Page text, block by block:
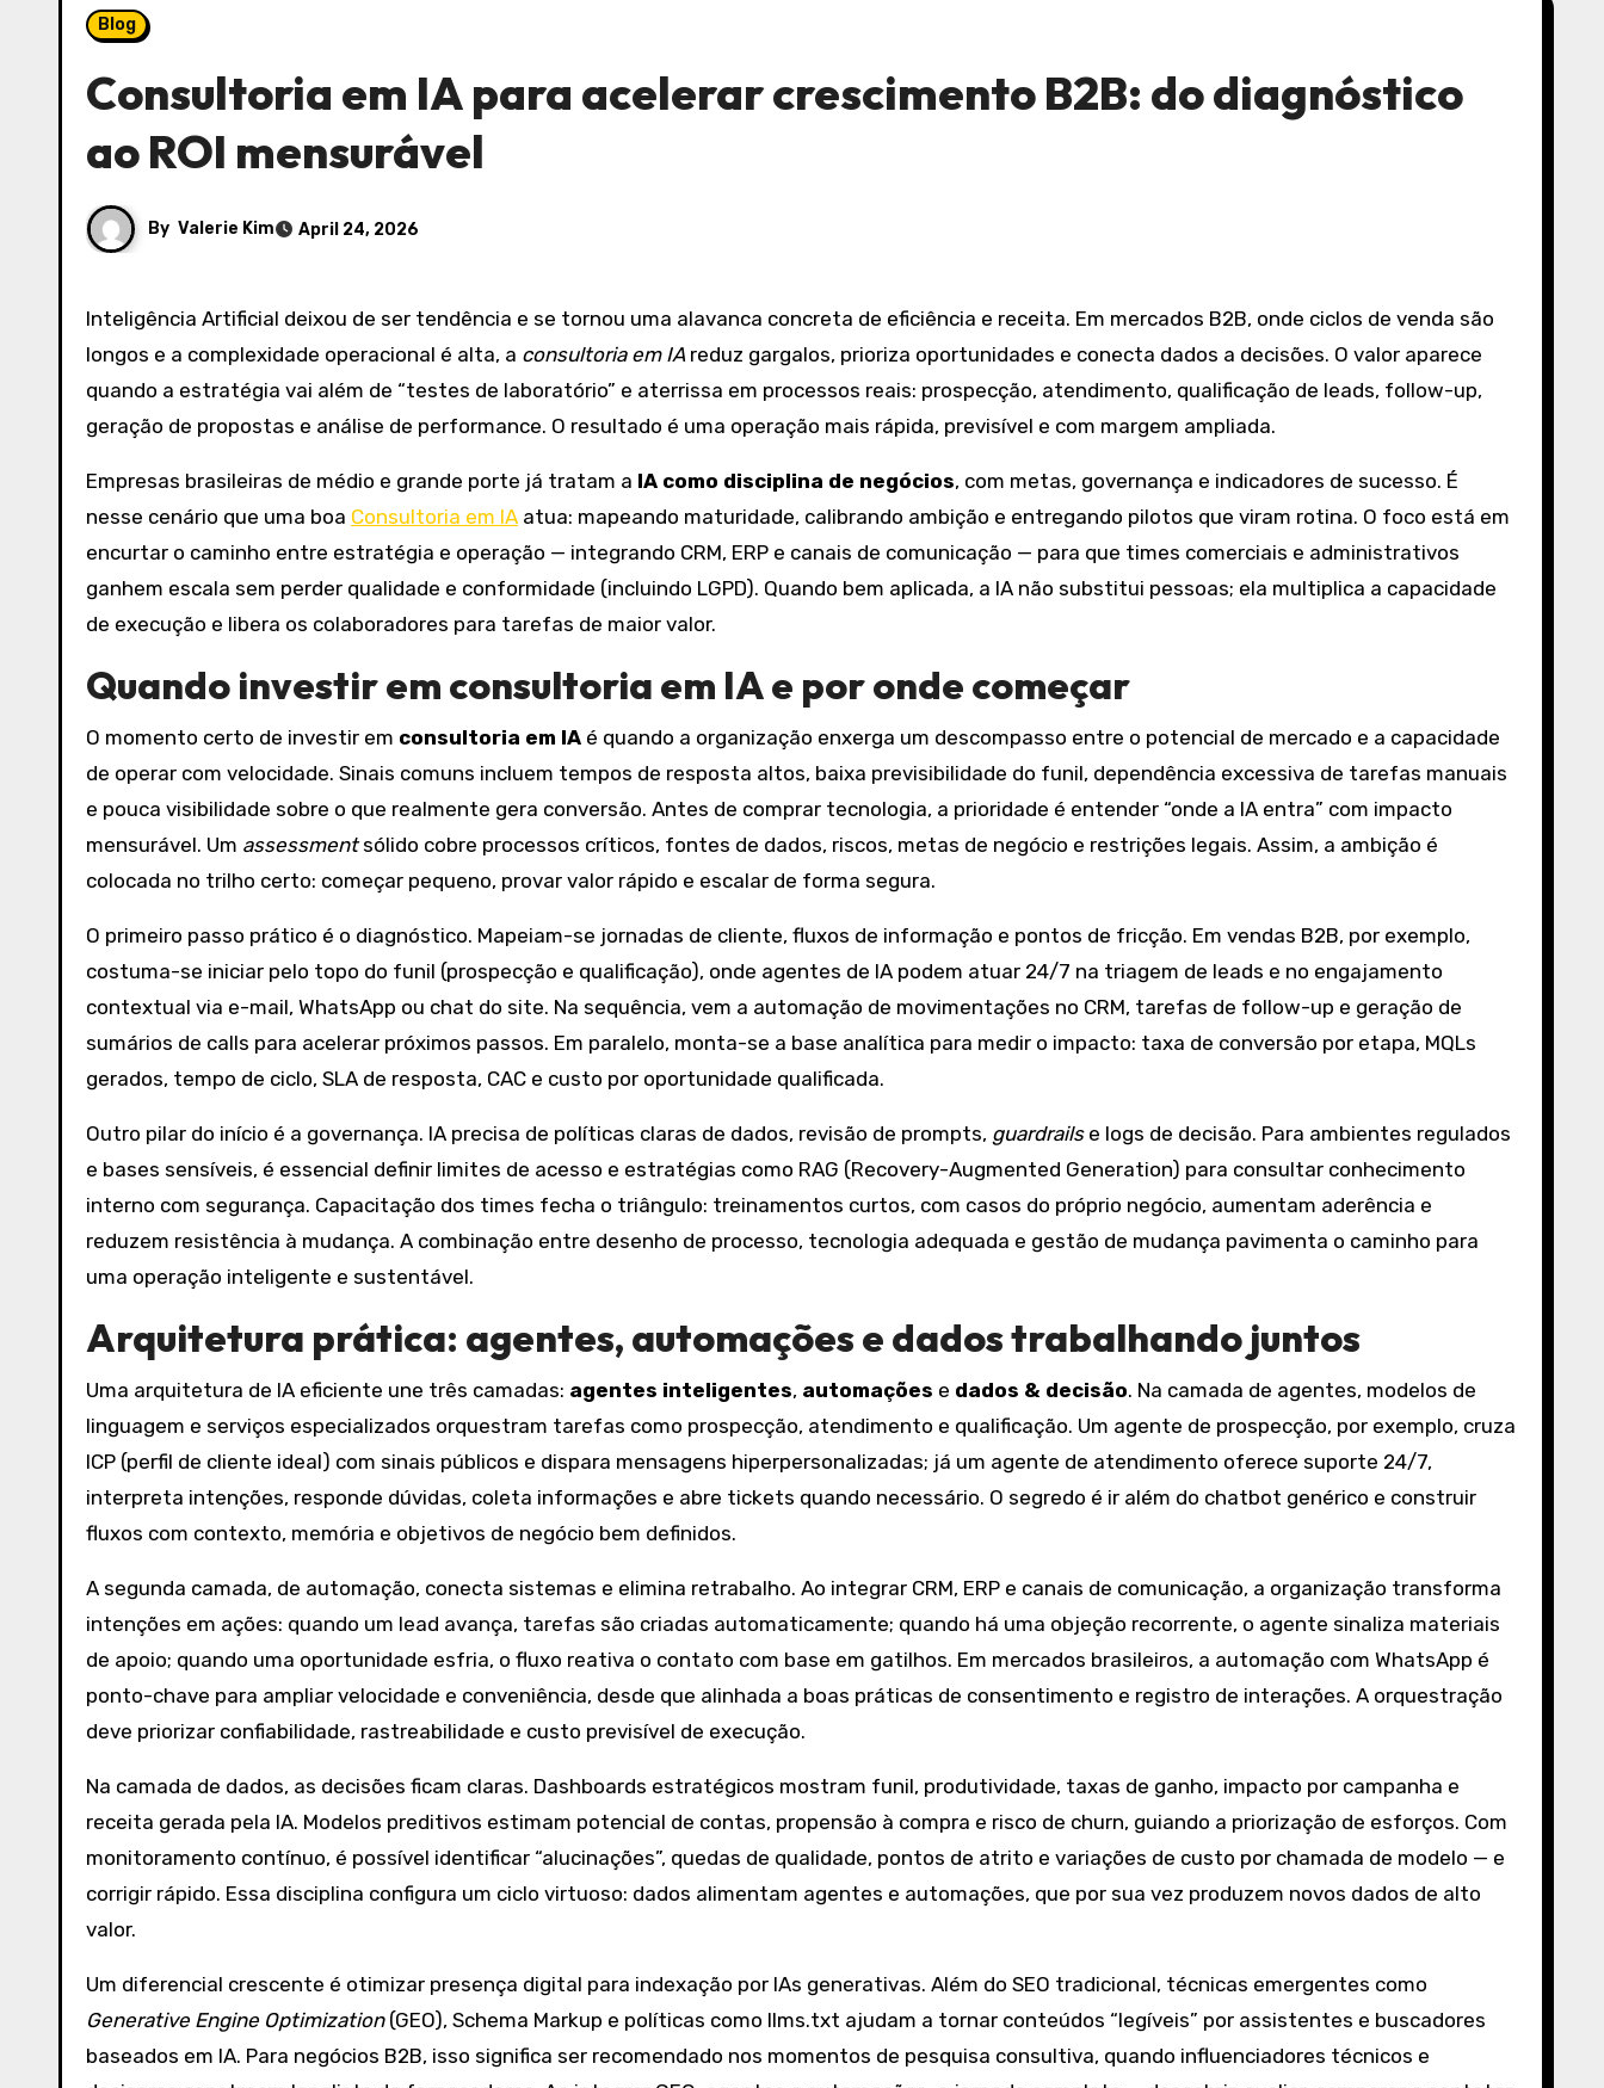
Blog
Consultoria em IA para acelerar crescimento B2B: do diagnóstico
ao ROI mensurável
By Valerie Kim April 24, 2026
Inteligência Artificial deixou de ser tendência e se tornou uma alavanca concreta de eficiência e receita. Em mercados B2B, onde ciclos de venda são
longos e a complexidade operacional é alta, a consultoria em IA reduz gargalos, prioriza oportunidades e conecta dados a decisões. O valor aparece
quando a estratégia vai além de “testes de laboratório” e aterrissa em processos reais: prospecção, atendimento, qualificação de leads, follow-up,
geração de propostas e análise de performance. O resultado é uma operação mais rápida, previsível e com margem ampliada.
Empresas brasileiras de médio e grande porte já tratam a IA como disciplina de negócios, com metas, governança e indicadores de sucesso. É
nesse cenário que uma boa Consultoria em IA atua: mapeando maturidade, calibrando ambição e entregando pilotos que viram rotina. O foco está em
encurtar o caminho entre estratégia e operação — integrando CRM, ERP e canais de comunicação — para que times comerciais e administrativos
ganhem escala sem perder qualidade e conformidade (incluindo LGPD). Quando bem aplicada, a IA não substitui pessoas; ela multiplica a capacidade
de execução e libera os colaboradores para tarefas de maior valor.
Quando investir em consultoria em IA e por onde começar
O momento certo de investir em consultoria em IA é quando a organização enxerga um descompasso entre o potencial de mercado e a capacidade
de operar com velocidade. Sinais comuns incluem tempos de resposta altos, baixa previsibilidade do funil, dependência excessiva de tarefas manuais
e pouca visibilidade sobre o que realmente gera conversão. Antes de comprar tecnologia, a prioridade é entender “onde a IA entra” com impacto
mensurável. Um assessmentsólido cobre processos críticos, fontes de dados, riscos, metas de negócio e restrições legais. Assim, a ambição é
colocada no trilho certo: começar pequeno, provar valor rápido e escalar de forma segura.
O primeiro passo prático é o diagnóstico. Mapeiam-se jornadas de cliente, fluxos de informação e pontos de fricção. Em vendas B2B, por exemplo,
costuma-se iniciar pelo topo do funil (prospecção e qualificação), onde agentes de IA podem atuar 24/7 na triagem de leads e no engajamento
contextual via e-mail, WhatsApp ou chat do site. Na sequência, vem a automação de movimentações no CRM, tarefas de follow-up e geração de
sumários de calls para acelerar próximos passos. Em paralelo, monta-se a base analítica para medir o impacto: taxa de conversão por etapa, MQLs
gerados, tempo de ciclo, SLA de resposta, CAC e custo por oportunidade qualificada.
Outro pilar do início é a governança. IA precisa de políticas claras de dados, revisão de prompts, guardrailse logs de decisão. Para ambientes regulados
e bases sensíveis, é essencial definir limites de acesso e estratégias como RAG (Recovery-Augmented Generation) para consultar conhecimento
interno com segurança. Capacitação dos times fecha o triângulo: treinamentos curtos, com casos do próprio negócio, aumentam aderência e
reduzem resistência à mudança. A combinação entre desenho de processo, tecnologia adequada e gestão de mudança pavimenta o caminho para
uma operação inteligente e sustentável.
Arquitetura prática: agentes, automações e dados trabalhando juntos
Uma arquitetura de IA eficiente une três camadas: agentes inteligentes, automações e dados & decisão. Na camada de agentes, modelos de
linguagem e serviços especializados orquestram tarefas como prospecção, atendimento e qualificação. Um agente de prospecção, por exemplo, cruza
ICP (perfil de cliente ideal) com sinais públicos e dispara mensagens hiperpersonalizadas; já um agente de atendimento oferece suporte 24/7,
interpreta intenções, responde dúvidas, coleta informações e abre tickets quando necessário. O segredo é ir além do chatbot genérico e construir
fluxos com contexto, memória e objetivos de negócio bem definidos.
A segunda camada, de automação, conecta sistemas e elimina retrabalho. Ao integrar CRM, ERP e canais de comunicação, a organização transforma
intenções em ações: quando um lead avança, tarefas são criadas automaticamente; quando há uma objeção recorrente, o agente sinaliza materiais
de apoio; quando uma oportunidade esfria, o fluxo reativa o contato com base em gatilhos. Em mercados brasileiros, a automação com WhatsApp é
ponto-chave para ampliar velocidade e conveniência, desde que alinhada a boas práticas de consentimento e registro de interações. A orquestração
deve priorizar confiabilidade, rastreabilidade e custo previsível de execução.
Na camada de dados, as decisões ficam claras. Dashboards estratégicos mostram funil, produtividade, taxas de ganho, impacto por campanha e
receita gerada pela IA. Modelos preditivos estimam potencial de contas, propensão à compra e risco de churn, guiando a priorização de esforços. Com
monitoramento contínuo, é possível identificar “alucinações”, quedas de qualidade, pontos de atrito e variações de custo por chamada de modelo — e
corrigir rápido. Essa disciplina configura um ciclo virtuoso: dados alimentam agentes e automações, que por sua vez produzem novos dados de alto
valor.
Um diferencial crescente é otimizar presença digital para indexação por IAs generativas. Além do SEO tradicional, técnicas emergentes como
Generative Engine Optimization(GEO), Schema Markup e políticas como llms.txt ajudam a tornar conteúdos “legíveis” por assistentes e buscadores
baseados em IA. Para negócios B2B, isso significa ser recomendado nos momentos de pesquisa consultiva, quando influenciadores técnicos e